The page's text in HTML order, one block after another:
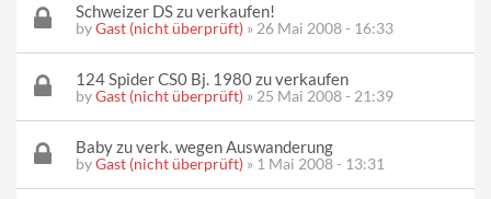
Schweizer DS zu verkaufen!
byGast (nicht überprüft) » 26 Mai 2008 - 16:33
124 Spider CS0 Bj. 1980 zu verkaufen
byGast (nicht überprüft) » 25 Mai 2008 - 21:39
Baby zu verk. wegen Auswanderung
byGast (nicht überprüft) » 1 Mai 2008 - 13:31